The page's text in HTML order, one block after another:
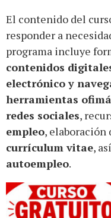
El contenido del
responder a
programa incluye
contenidos
electrónico y
herramientas
redes sociales,
empleo, elaboración
currículum vitae,
autoempleo.